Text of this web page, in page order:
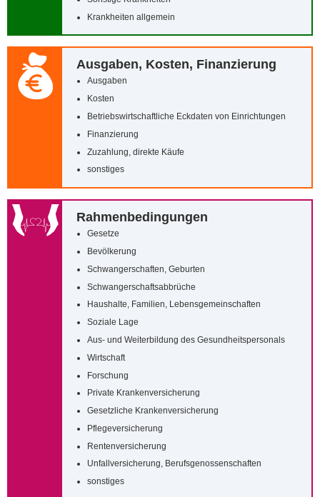
Krankheiten allgemein
Ausgaben, Kosten, Finanzierung
Ausgaben
Kosten
Betriebswirtschaftliche Eckdaten von Einrichtungen
Finanzierung
Zuzahlung, direkte Käufe
sonstiges
Rahmenbedingungen
Gesetze
Bevölkerung
Schwangerschaften, Geburten
Schwangerschaftsabbrüche
Haushalte, Familien, Lebensgemeinschaften
Soziale Lage
Aus- und Weiterbildung des Gesundheitspersonals
Wirtschaft
Forschung
Private Krankenversicherung
Gesetzliche Krankenversicherung
Pflegeversicherung
Rentenversicherung
Unfallversicherung, Berufsgenossenschaften
sonstiges